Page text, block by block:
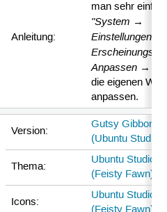
Anleitung:
man sehr
"System →
Einstellungen →
Anpassen →
die eigenen
anpassen.
Version:
Gutsy Gibbon
(Ubuntu Studio)
Thema:
Ubuntu Studio
(Feisty Fawn)
Icons:
Ubuntu Studio